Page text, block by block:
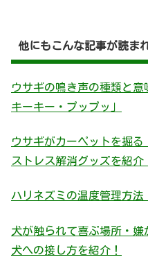
他にもこんな記事が読ま
ウサギの鳴き声の種類と意
キーキー・プップッ」
ウサギがカーペットを掘
ストレス解消グッズを紹介
ハリネズミの温度管理方
犬が触られて喜ぶ場所・
犬への接し方を紹介！